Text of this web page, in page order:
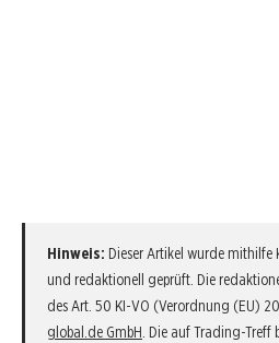
Hinweis: Dieser Artikel wurde
und redaktionell geprüft. Die
des Art. 50 KI-VO (Verordnung (EU)
global.de GmbH . Die auf Trading-Treff